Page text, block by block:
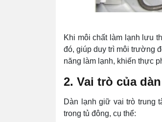
Khi môi chất làm lạnh lưu
đó, giúp duy trì môi trường
năng làm lạnh, khiến thực
2. Vai trò của
Dàn lạnh giữ vai trò trung
trong tủ đông, cụ thể: